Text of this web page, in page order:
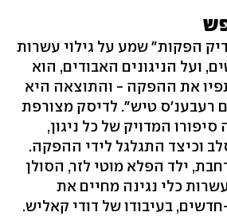
הפקות" שמע על גילוי עשרות
ועל הניגונים האבודים, הוא
את ההפקה - והתוצאה היא
רעבענ'ס טיש". לדיסק מצורפת
המדויק של כל ניגון,
וכיצד התגלגל לידי ההפקה.
ילד הפלא מוטי לזר, הסולן
כלי נגינה מחיים את
בעיבודו של דודי קאליש.